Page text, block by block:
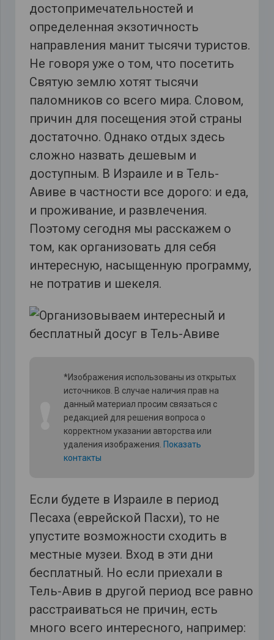
достопримечательностей и
определенная экзотичность
направления манит тысячи туристов.
Не говоря уже о том, что посетить
Святую землю хотят тысячи
паломников со всего мира. Словом,
причин для посещения этой страны
достаточно. Однако отдых здесь
сложно назвать дешевым и
доступным. В Израиле и в Тель-
Авиве в частности все дорого: и еда,
и проживание, и развлечения.
Поэтому сегодня мы расскажем о
том, как организовать для себя
интересную, насыщенную программу,
не потратив и шекеля.
*Изображения использованы из открытых
источников. В случае наличия прав на
данный материал просим связаться с
редакцией для решения вопроса о
корректном указании авторства или
удаления изображения. Показать
контакты
Если будете в Израиле в период
Песаха (еврейской Пасхи), то не
упустите возможности сходить в
местные музеи. Вход в эти дни
бесплатный. Но если приехали в
Тель-Авив в другой период все равно
расстраиваться не причин, есть
много всего интересного, например: